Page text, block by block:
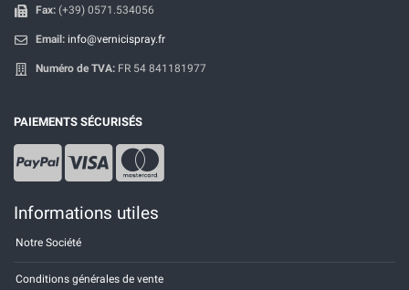
Fax: (+39) 0571.534056
Email: info@vernicispray.fr
Numéro de TVA: FR 54 841181977
PAIEMENTS SÉCURISÉS
Informations utiles
Notre Société
Conditions générales de vente